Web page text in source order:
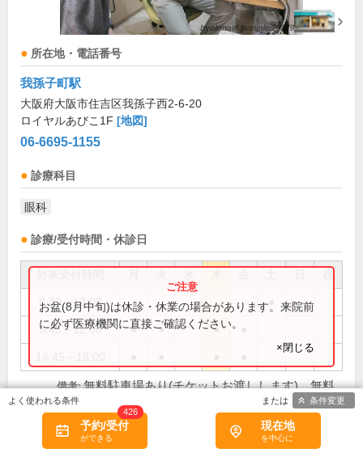
所在地・電話番号
我孫子町駅
大阪府大阪市住吉区我孫子西2-6-20
ロイヤルあびこ1F [地図]
06-6695-1155
診療科目
眼科
診療/受付時間・休診日
8:30～12:00
8:45～12:00 ● ● ●
お盆(8月中旬)は休診・休業の場合があります。来院前
に必ず医療機関に直接ご確認ください。
×閉じる
備考: 無料駐車場あり(チケットお渡しします)、無料
専用駐輪場20台分あり、バイク可
水(手術のみ)、土午後、日、祝
予約/受付
426
現在地
条件変更